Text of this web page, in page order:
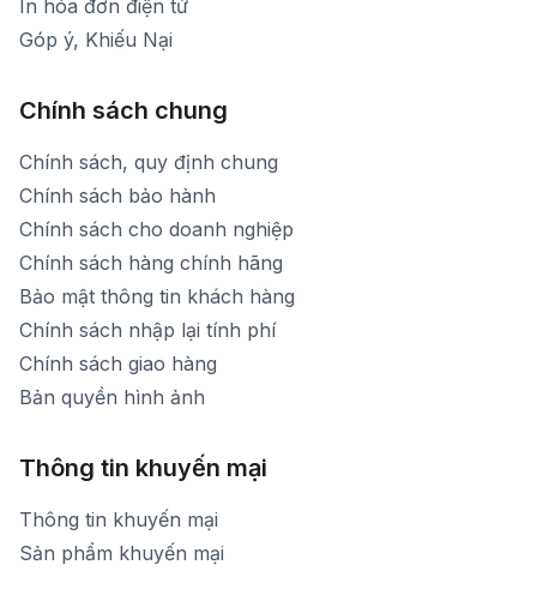
In hóa đơn điện tử
Góp ý, Khiếu Nại
Chính sách chung
Chính sách, quy định chung
Chính sách bảo hành
Chính sách cho doanh nghiệp
Chính sách hàng chính hãng
Bảo mật thông tin khách hàng
Chính sách nhập lại tính phí
Chính sách giao hàng
Bản quyền hình ảnh
Thông tin khuyến mại
Thông tin khuyến mại
Sản phẩm khuyến mại